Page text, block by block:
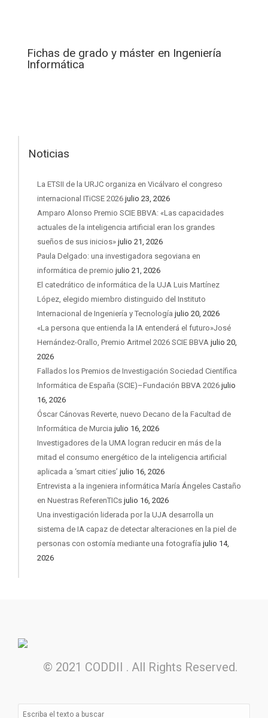
Fichas de grado y máster en Ingeniería
Informática
Noticias
La ETSII de la URJC organiza en Vicálvaro el congreso
internacional ITiCSE 2026 julio 23, 2026
Amparo Alonso Premio SCIE BBVA: «Las capacidades
actuales de la inteligencia artificial eran los grandes
sueños de sus inicios» julio 21, 2026
Paula Delgado: una investigadora segoviana en
informática de premio julio 21, 2026
El catedrático de informática de la UJA Luis Martínez
López, elegido miembro distinguido del Instituto
Internacional de Ingeniería y Tecnología julio 20, 2026
«La persona que entienda la IA entenderá el futuro»José
Hernández-Orallo, Premio Aritmel 2026 SCIE BBVA julio 20,
2026
Fallados los Premios de Investigación Sociedad Científica
Informática de España (SCIE)–Fundación BBVA 2026 julio
16, 2026
Óscar Cánovas Reverte, nuevo Decano de la Facultad de
Informática de Murcia julio 16, 2026
Investigadores de la UMA logran reducir en más de la
mitad el consumo energético de la inteligencia artificial
aplicada a ‘smart cities’ julio 16, 2026
Entrevista a la ingeniera informática María Ángeles Castaño
en Nuestras ReferenTICs julio 16, 2026
Una investigación liderada por la UJA desarrolla un
sistema de IA capaz de detectar alteraciones en la piel de
personas con ostomía mediante una fotografía julio 14,
2026
© 2021 CODDII . All Rights Reserved.